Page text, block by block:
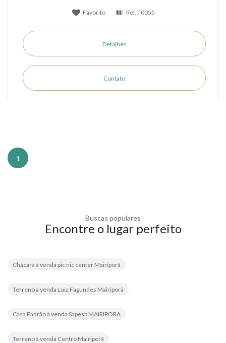
Favorito Ref. T0055
Detalhes
Contato
1
Buscas populares
Encontre o lugar perfeito
Chácara à venda pic nic center Mairiporã
Terreno à venda Luiz Fagundes Mairiporã
Casa Padrão à venda Sapesp MAIRIPORA
Terreno à venda Centro Mairiporã